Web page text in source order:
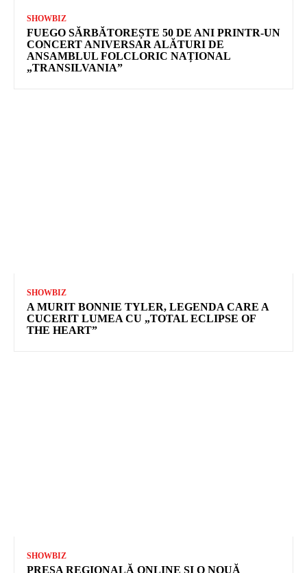
SHOWBIZ
FUEGO SĂRBĂTOREȘTE 50 DE ANI PRINTR-UN
CONCERT ANIVERSAR ALĂTURI DE
ANSAMBLUL FOLCLORIC NAȚIONAL
„TRANSILVANIA”
SHOWBIZ
A MURIT BONNIE TYLER, LEGENDA CARE A
CUCERIT LUMEA CU „TOTAL ECLIPSE OF
THE HEART”
SHOWBIZ
PRESA REGIONALĂ ONLINE ȘI O NOUĂ